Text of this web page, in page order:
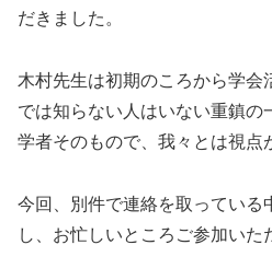
だきました。
木村先生は初期のころから学会
では知らない人はいない重鎮の
学者そのもので、我々とは視点
今回、別件で連絡を取っている
し、お忙しいところご参加いた